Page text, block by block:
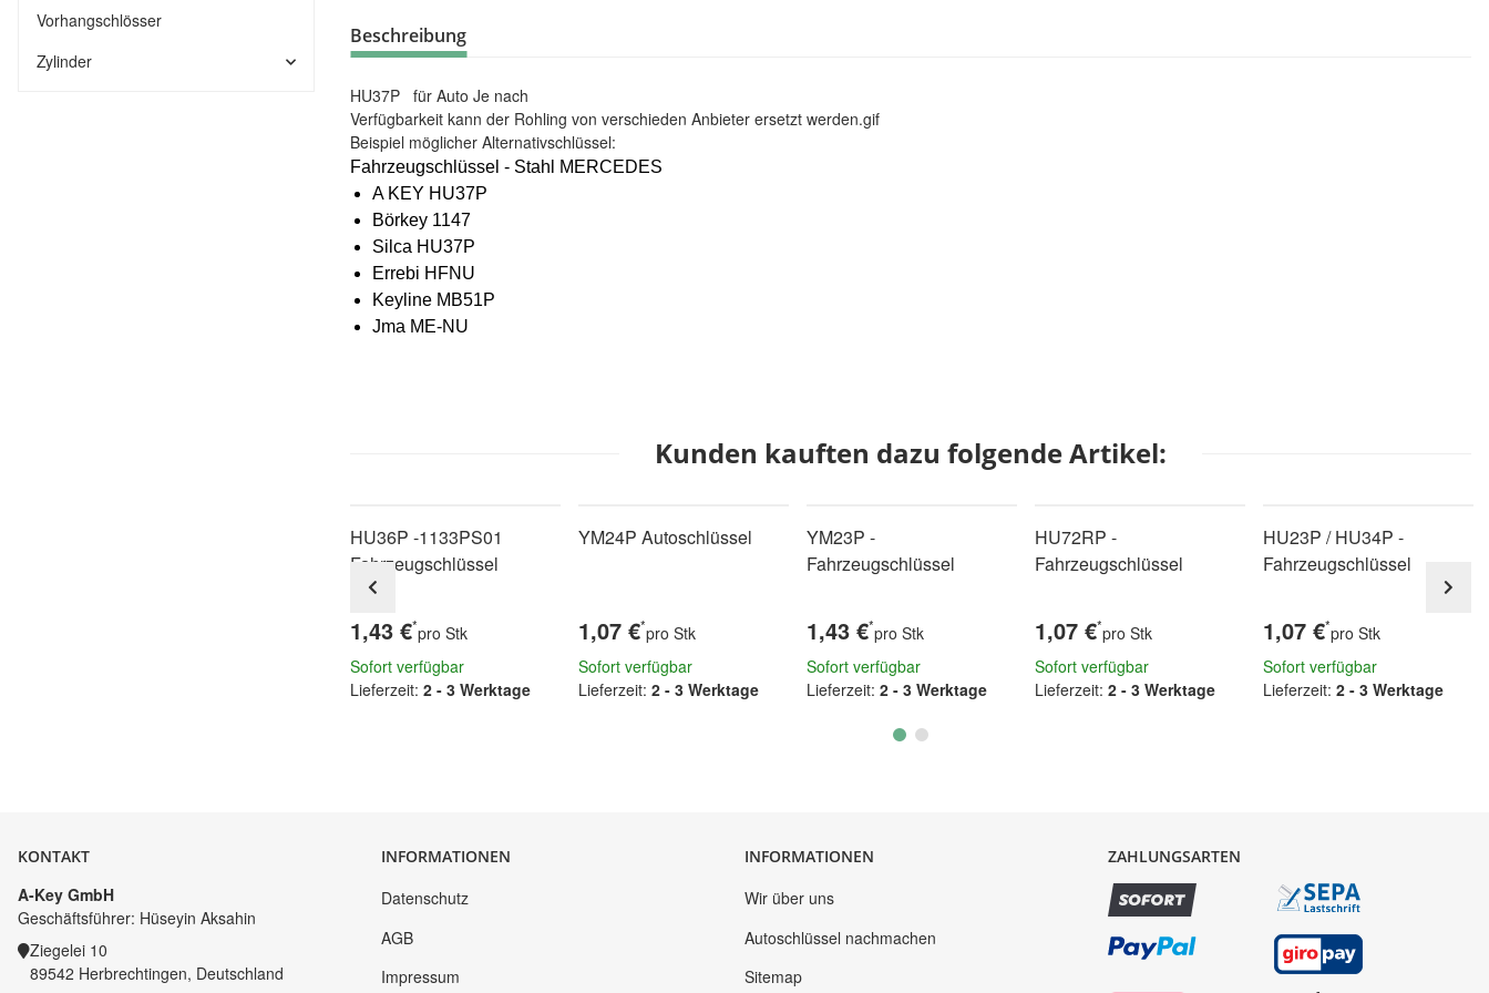
Beschreibung
HU37P für Auto Je nach
Verfügbarkeit kann der Rohling von verschieden Anbieter ersetzt werden.gif
Beispiel möglicher Alternativschlüssel:
Fahrzeugschlüssel - Stahl MERCEDES
A KEY HU37P
Börkey 1147
Silca HU37P
Errebi HFNU
Keyline MB51P
Jma ME-NU
Kunden kauften dazu folgende Artikel:
HU36P -1133PS01
Fahrzeugschlüssel
1,43 €*pro Stk
Sofort verfügbar
Lieferzeit: 2 - 3 Werktage
YM24P Autoschlüssel
1,07 €*pro Stk
Sofort verfügbar
Lieferzeit: 2 - 3 Werktage
YM23P -
Fahrzeugschlüssel
1,43 €*pro Stk
Sofort verfügbar
Lieferzeit: 2 - 3 Werktage
HU72RP -
Fahrzeugschlüssel
1,07 €*pro Stk
Sofort verfügbar
Lieferzeit: 2 - 3 Werktage
HU23P / HU34P -
Fahrzeugschlüssel
1,07 €*pro Stk
Sofort verfügbar
Lieferzeit: 2 - 3 Werktage
Vorhangschlösser
Zylinder
KONTAKT
A-Key GmbH
Geschäftsführer: Hüseyin Aksahin
Ziegelei 10
89542 Herbrechtingen, Deutschland
INFORMATIONEN
Datenschutz
AGB
Impressum
INFORMATIONEN
Wir über uns
Autoschlüssel nachmachen
Sitemap
ZAHLUNGSARTEN